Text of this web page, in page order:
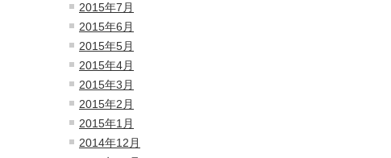
2015年7月
2015年6月
2015年5月
2015年4月
2015年3月
2015年2月
2015年1月
2014年12月